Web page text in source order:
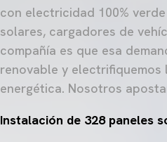
con electricidad 100%
solares, cargadores de
compañía es que esa
renovable y electrifiquemos
energética. Nosotros
Instalación de 328 paneles